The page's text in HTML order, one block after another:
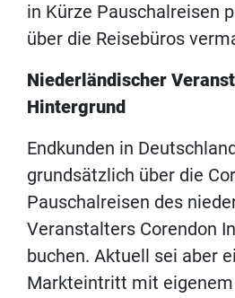
in Kürze Pauschalreisen
über die Reisebüros
Niederländischer
Hintergrund
Endkunden in
grundsätzlich über die
Pauschalreisen des
Veranstalters Corendon
buchen. Aktuell sei aber
Markteintritt mit